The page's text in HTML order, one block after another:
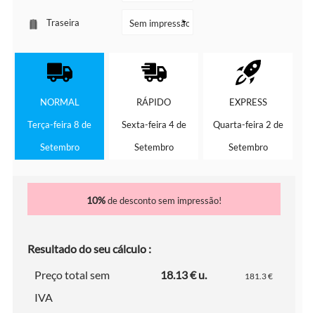
Traseira
NORMAL
Terça-feira 8 de
Setembro
RÁPIDO
Sexta-feira 4 de
Setembro
EXPRESS
Quarta-feira 2 de
Setembro
10%de desconto sem impressão!
Resultado do seu cálculo :
Preço total sem
IVA
18.13 € u. 181.3 €